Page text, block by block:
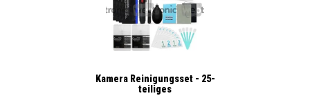
Kamera Reinigungsset - 25-
teiliges